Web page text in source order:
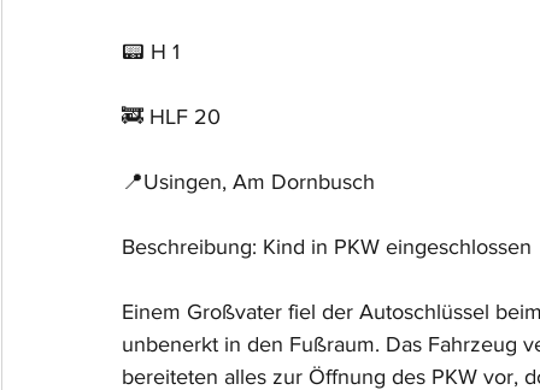
📟 H 1
🚒 HLF 20
📍Usingen, Am Dornbusch
Beschreibung: Kind in PKW eingeschlossen
Einem Großvater fiel der Autoschlüssel
unbenerkt in den Fußraum. Das Fahrzeug
bereiteten alles zur Öffnung des PKW vor,